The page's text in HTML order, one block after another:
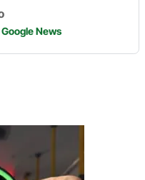
News